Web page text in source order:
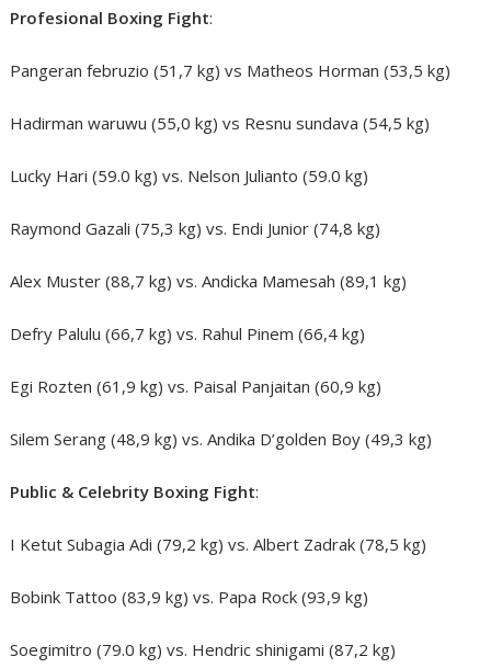
Profesional Boxing Fight:
Pangeran februzio (51,7 kg) vs Matheos Horman (53,5 kg)
Hadirman waruwu (55,0 kg) vs Resnu sundava (54,5 kg)
Lucky Hari (59.0 kg) vs. Nelson Julianto (59.0 kg)
Raymond Gazali (75,3 kg) vs. Endi Junior (74,8 kg)
Alex Muster (88,7 kg) vs. Andicka Mamesah (89,1 kg)
Defry Palulu (66,7 kg) vs. Rahul Pinem (66,4 kg)
Egi Rozten (61,9 kg) vs. Paisal Panjaitan (60,9 kg)
Silem Serang (48,9 kg) vs. Andika D’golden Boy (49,3 kg)
Public & Celebrity Boxing Fight:
I Ketut Subagia Adi (79,2 kg) vs. Albert Zadrak (78,5 kg)
Bobink Tattoo (83,9 kg) vs. Papa Rock (93,9 kg)
Soegimitro (79.0 kg) vs. Hendric shinigami (87,2 kg)